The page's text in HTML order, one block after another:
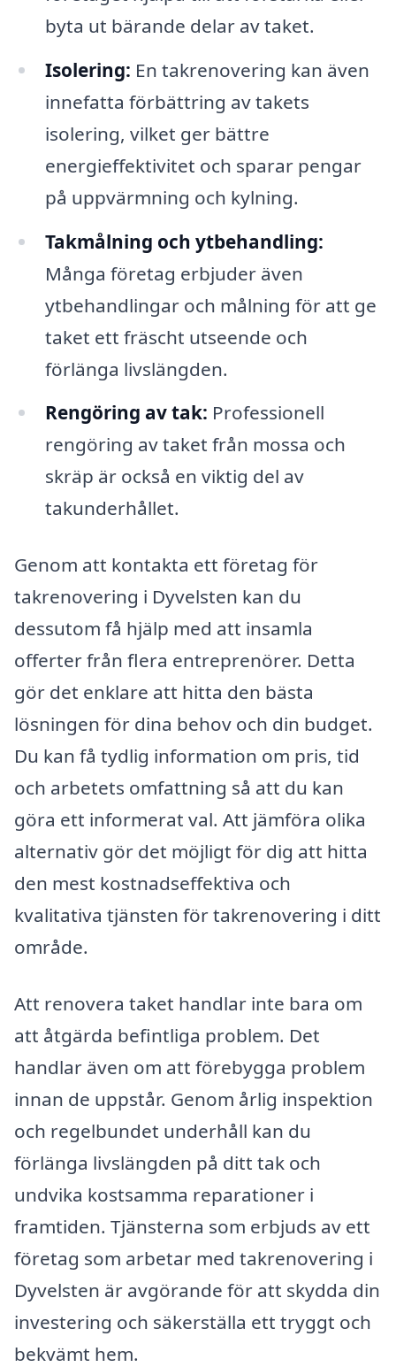
byta ut bärande delar av taket.
Isolering: En takrenovering kan även
innefatta förbättring av takets
isolering, vilket ger bättre
energieffektivitet och sparar pengar
på uppvärmning och kylning.
Takmålning och ytbehandling:
Många företag erbjuder även
ytbehandlingar och målning för att ge
taket ett fräscht utseende och
förlänga livslängden.
Rengöring av tak: Professionell
rengöring av taket från mossa och
skräp är också en viktig del av
takunderhållet.
Genom att kontakta ett företag för
takrenovering i Dyvelsten kan du
dessutom få hjälp med att insamla
offerter från flera entreprenörer. Detta
gör det enklare att hitta den bästa
lösningen för dina behov och din budget.
Du kan få tydlig information om pris, tid
och arbetets omfattning så att du kan
göra ett informerat val. Att jämföra olika
alternativ gör det möjligt för dig att hitta
den mest kostnadseffektiva och
kvalitativa tjänsten för takrenovering i ditt
område.
Att renovera taket handlar inte bara om
att åtgärda befintliga problem. Det
handlar även om att förebygga problem
innan de uppstår. Genom årlig inspektion
och regelbundet underhåll kan du
förlänga livslängden på ditt tak och
undvika kostsamma reparationer i
framtiden. Tjänsterna som erbjuds av ett
företag som arbetar med takrenovering i
Dyvelsten är avgörande för att skydda din
investering och säkerställa ett tryggt och
bekvämt hem.